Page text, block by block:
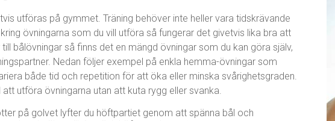
utföras på gymmet. Träning behöver inte heller vara tidskrävande
övningarna som du vill utföra så fungerar det givetvis lika bra att
bålövningar så finns det en mängd övningar som du kan göra själv,
Nedan följer exempel på enkla hemma-övningar som
både tid och repetition för att öka eller minska svårighetsgraden.
utföra övningarna utan att kuta rygg eller svanka.
på golvet lyfter du höftpartiet genom att spänna bål och